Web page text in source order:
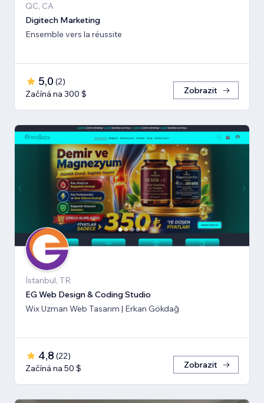
QC, CA
Digitech Marketing
Ensemble vers la réussite
5,0 (2)
Začíná na 300 $
Zobrazit
İstanbul, TR
EG Web Design & Coding Studio
Wix Uzman Web Tasarım | Erkan Gökdağ
4,8 (22)
Začíná na 50 $
Zobrazit